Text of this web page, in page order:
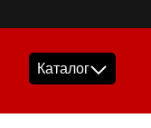
Каталог